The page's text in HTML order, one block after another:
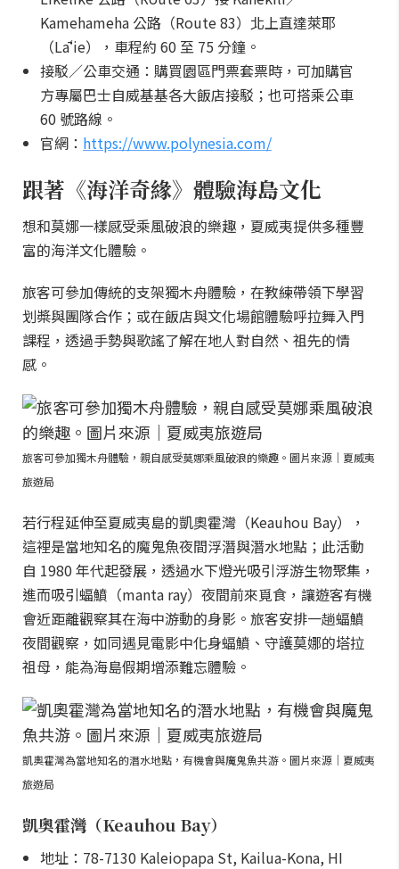
Kamehameha 公路（Route 83）北上直達萊耶
（Lāʻie），車程約 60 至 75 分鐘。
接駁／公車交通：購買園區門票套票時，可加購官
方專屬巴士自威基基各大飯店接駁；也可搭乘公車
60 號路線。
官網： https://www.polynesia.com/
跟著《海洋奇緣》體驗海島文化
想和莫娜一樣感受乘風破浪的樂趣，夏威夷提供多種豐
富的海洋文化體驗。
旅客可參加傳統的支架獨木舟體驗，在教練帶領下學習
划槳與團隊合作；或在飯店與文化場館體驗呼拉舞入門
課程，透過手勢與歌謠了解在地人對自然、祖先的情
感。
旅客可參加獨木舟體驗，親自感受莫娜乘風破浪的樂趣。圖片來源｜夏威夷
旅遊局
若行程延伸至夏威夷島的凱奧霍灣（Keauhou Bay），
這裡是當地知名的魔鬼魚夜間浮潛與潛水地點；此活動
自 1980 年代起發展，透過水下燈光吸引浮游生物聚集，
進而吸引蝠鱝（manta ray）夜間前來覓食，讓遊客有機
會近距離觀察其在海中游動的身影。旅客安排一趟蝠鱝
夜間觀察，如同遇見電影中化身蝠鱝、守護莫娜的塔拉
祖母，能為海島假期增添難忘體驗。
凱奧霍灣為當地知名的潛水地點，有機會與魔鬼魚共游。圖片來源｜夏威夷
旅遊局
凱奧霍灣（Keauhou Bay）
地址：78-7130 Kaleiopapa St, Kailua-Kona, HI